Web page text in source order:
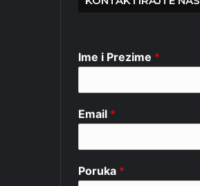
Ime i Prezime *
Email *
Poruka *